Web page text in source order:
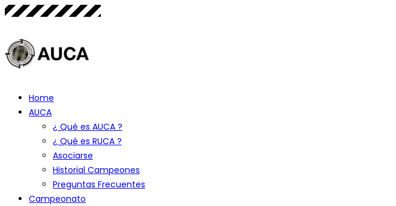
Home
AUCA
¿ Qué es AUCA ?
¿ Qué es RUCA ?
Asociarse
Historial Campeones
Preguntas Frecuentes
Campeonato